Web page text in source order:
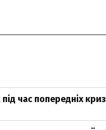
час попередніх криз